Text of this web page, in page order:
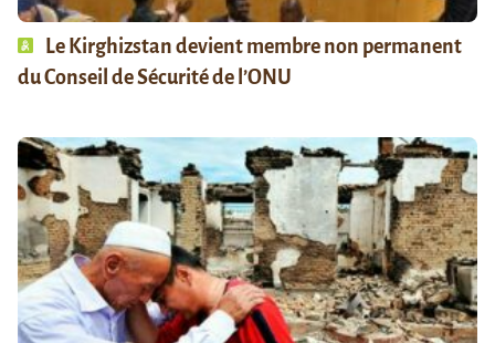
Le Kirghizstan devient membre non permanent
du Conseil de Sécurité de l’ONU